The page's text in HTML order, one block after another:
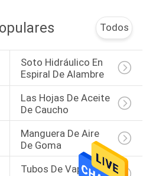
Todos
Soto Hidráulico En
Espiral De Alambre
Las Hojas De Aceite
De Caucho
Manguera De Aire
De Goma
Tubos De Vapor De